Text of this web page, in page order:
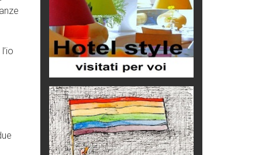
eventi
Grecia, le donne di Olympos
Viaggi
Ecco come salvare il viaggio
aereo
imprevisti...
C'era una volta la legge per le
valli del silenzio
Idee per il futuro
Torre dell'Orso, mare di Puglia